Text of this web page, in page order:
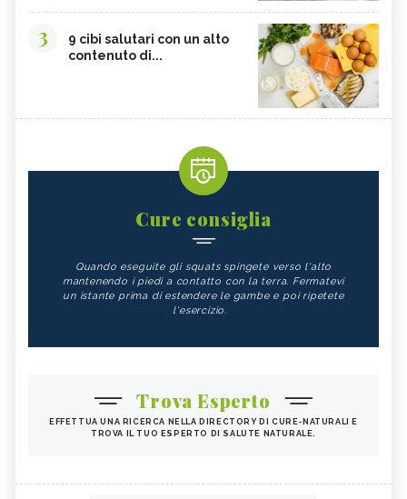
3
9 cibi salutari con un alto
contenuto di...
Cure consiglia
Quando eseguite gli squats spingete verso l'alto
mantenendo i piedi a contatto con la terra. Fermatevi
un istante prima di estendere le gambe e poi ripetete
l'esercizio.
Trova Esperto
EFFETTUA UNA RICERCA NELLA DIRECTORY DI CURE-NATURALI E
TROVA IL TUO ESPERTO DI SALUTE NATURALE.